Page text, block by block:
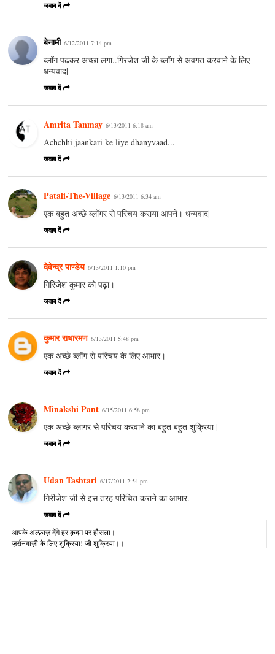
जवाब दें
बेनामी 6/12/2011 7:14 pm
ब्लॉग पढकर अच्छा लगा..गिरजेश जी के ब्लॉग से अवगत करवाने के लिए
धन्यवाद|
जवाब दें
Amrita Tanmay 6/13/2011 6:18 am
Achchhi jaankari ke liye dhanyvaad...
जवाब दें
Patali-The-Village 6/13/2011 6:34 am
एक बहुत अच्छे ब्लॉगर से परिचय कराया आपने। धन्यवाद|
जवाब दें
देवेन्द्र पाण्डेय 6/13/2011 1:10 pm
गिरिजेश कुमार को पढ़ा।
जवाब दें
कुमार राधारमण 6/13/2011 5:48 pm
एक अच्छे ब्लॉग से परिचय के लिए आभार।
जवाब दें
Minakshi Pant 6/15/2011 6:58 pm
एक अच्छे ब्लागर से परिचय करवाने का बहुत बहुत शुक्रिया |
जवाब दें
Udan Tashtari 6/17/2011 2:54 pm
गिरीजेश जी से इस तरह परिचित कराने का आभार.
जवाब दें
आपके अल्‍फ़ाज़ देंगे हर क़दम पर हौसला।
ज़र्रानवाज़ी के लिए शुक्रिया! जी शुक्रिया।।